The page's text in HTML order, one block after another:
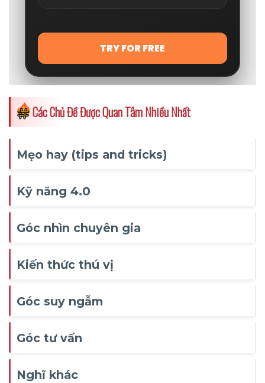
Các Chủ Đề Được Quan Tâm Nhiều Nhất
Mẹo hay (tips and tricks)
Kỹ năng 4.0
Góc nhìn chuyên gia
Kiến thức thú vị
Góc suy ngẫm
Góc tư vấn
Nghĩ khác